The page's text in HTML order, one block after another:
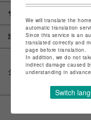
サイズ
注意事項
シェアする
We will translate the
automatic translation
Since this service is an
translated correctly and
page before translation.
In addition, we do not
indirect damage caused
understanding in
Switch